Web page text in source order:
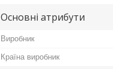
Основні атрибути
Виробник
Країна виробник